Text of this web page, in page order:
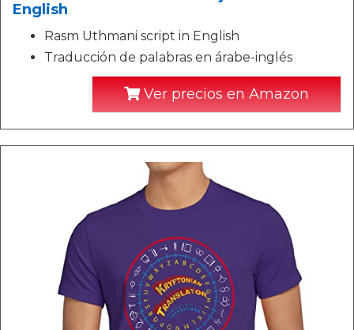
English
Rasm Uthmani script in English
Traducción de palabras en árabe-inglés
Ver precios en Amazon